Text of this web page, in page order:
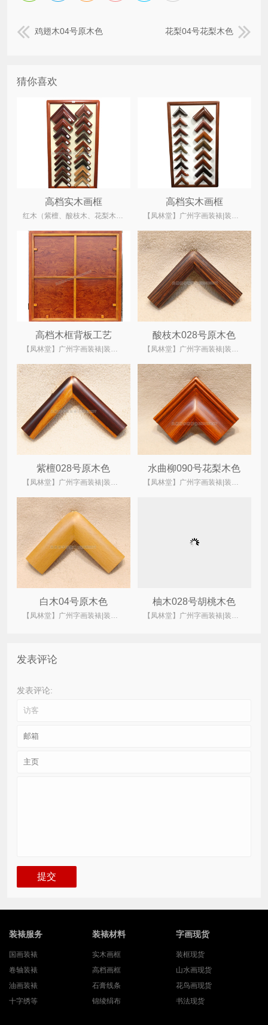
鸡翅木04号原木色 花梨04号花梨木色
猜你喜欢
高档实木画框
红木（紫檀、酸枝木、花梨木、鸡翅木）、菠萝格、柚木、水曲柳木、桐木
高档实木画框
【凤林堂】广州字画装裱|装裱店|裱画|书画装裱|国画装裱
高档木框背板工艺
【凤林堂】广州字画装裱|装裱店|裱画|书画装裱|国画装裱
酸枝木028号原木色
【凤林堂】广州字画装裱|装裱店|裱画|书画装裱|国画装裱
紫檀028号原木色
【凤林堂】广州字画装裱|装裱店|裱画|书画装裱|国画装裱
水曲柳090号花梨木色
【凤林堂】广州字画装裱|装裱店|裱画|书画装裱|国画装裱
白木04号原木色
【凤林堂】广州字画装裱|装裱店|裱画|书画装裱|国画装裱
柚木028号胡桃木色
【凤林堂】广州字画装裱|装裱店|裱画|书画装裱|国画装裱
发表评论
发表评论:
装裱服务
国画装裱
卷轴装裱
油画装裱
十字绣等
装裱材料
实木画框
高档画框
石膏线条
锦绫绢布
字画现货
装框现货
山水画现货
花鸟画现货
书法现货